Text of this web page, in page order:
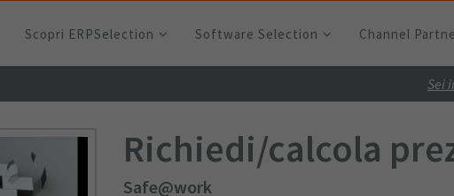
Scopri ERPSelection Software Selection Channel
Sei
Richiedi/calcola
Safe@work